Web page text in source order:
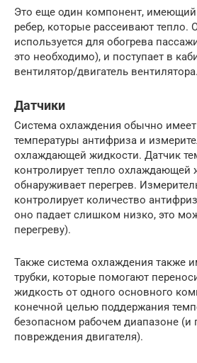
Это еще один компонент,
ребер, которые рассеивают тепло.
используется для обогрева
это необходимо), и поступает в
вентилятор/двигатель вентилятора.
Датчики
Система охлаждения обычно имеет
температуры антифриза и
охлаждающей жидкости. Датчик
контролирует тепло охлаждающей
обнаруживает перегрев.
контролирует количество
оно падает слишком низко, это
перегреву).
Также система охлаждения также
трубки, которые помогают
жидкость от одного основного
конечной целью поддержания
безопасном рабочем диапазоне (и
повреждения двигателя).